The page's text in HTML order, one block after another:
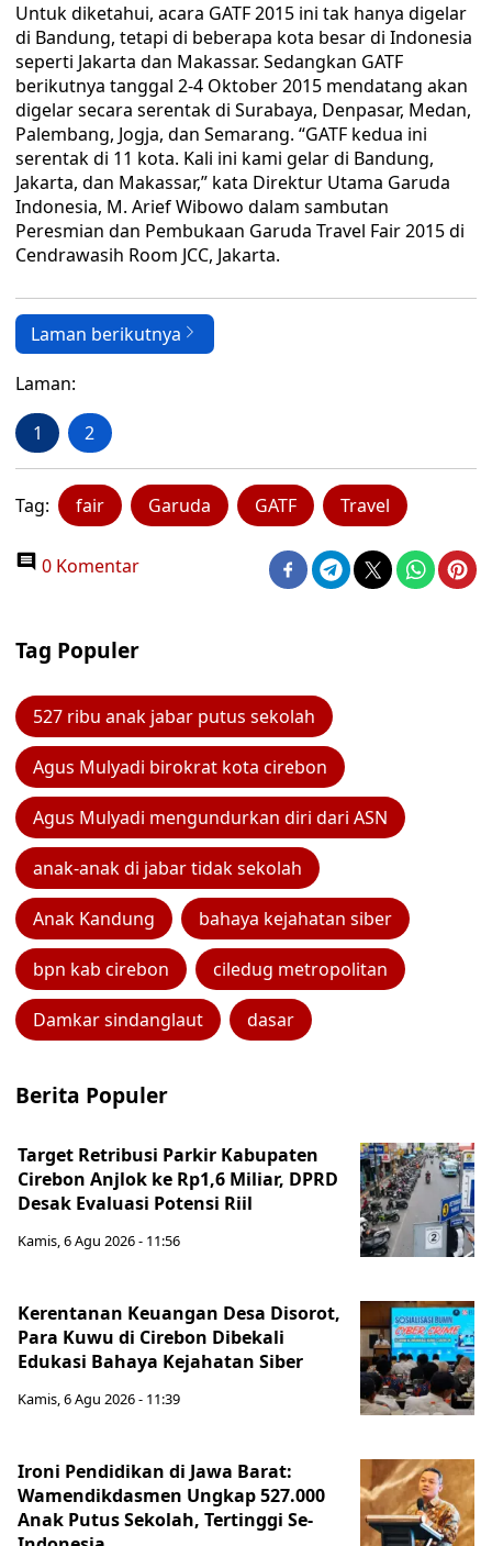
Untuk diketahui, acara GATF 2015 ini tak hanya digelar
di Bandung, tetapi di beberapa kota besar di Indonesia
seperti Jakarta dan Makassar. Sedangkan GATF
berikutnya tanggal 2-4 Oktober 2015 mendatang akan
digelar secara serentak di Surabaya, Denpasar, Medan,
Palembang, Jogja, dan Semarang. “GATF kedua ini
serentak di 11 kota. Kali ini kami gelar di Bandung,
Jakarta, dan Makassar,” kata Direktur Utama Garuda
Indonesia, M. Arief Wibowo dalam sambutan
Peresmian dan Pembukaan Garuda Travel Fair 2015 di
Cendrawasih Room JCC, Jakarta.
Laman berikutnya
Laman:
1 2
Tag: fair Garuda GATF Travel
0 Komentar
Tag Populer
527 ribu anak jabar putus sekolah
Agus Mulyadi birokrat kota cirebon
Agus Mulyadi mengundurkan diri dari ASN
anak-anak di jabar tidak sekolah
Anak Kandung bahaya kejahatan siber
bpn kab cirebon ciledug metropolitan
Damkar sindanglaut dasar
Berita Populer
Target Retribusi Parkir Kabupaten
Cirebon Anjlok ke Rp1,6 Miliar, DPRD
Desak Evaluasi Potensi Riil
Kamis, 6 Agu 2026 - 11:56
Kerentanan Keuangan Desa Disorot,
Para Kuwu di Cirebon Dibekali
Edukasi Bahaya Kejahatan Siber
Kamis, 6 Agu 2026 - 11:39
Ironi Pendidikan di Jawa Barat:
Wamendikdasmen Ungkap 527.000
Anak Putus Sekolah, Tertinggi Se-